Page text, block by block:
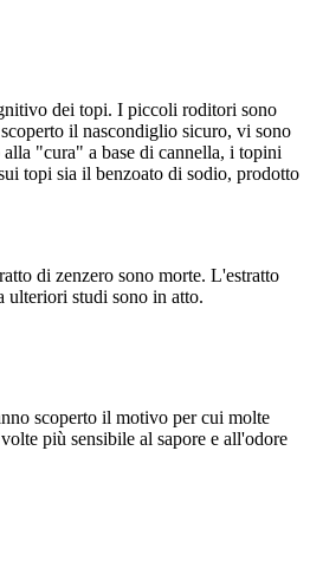
dei topi. I piccoli roditori sono
il nascondiglio sicuro, vi sono
"cura" a base di cannella, i topini
topi sia il benzoato di sodio, prodotto
di zenzero sono morte. L'estratto
ulteriori studi sono in atto.
scoperto il motivo per cui molte
più sensibile al sapore e all'odore